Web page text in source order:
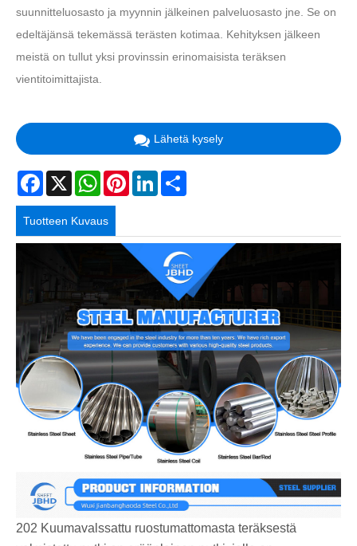
suunnitteluosasto ja myynnin jälkeinen palveluosasto jne. Se on
edeltäjänsä tekemässä terästen kotimaa. Kehityksen jälkeen
meistä on tullut yksi provinssin erinomaisista teräksen
vientitoimittajista.
Lähetä kysely
Facebook
X WhatsAppPinterestLinkedIn
Tuotteen Kuvaus
202 Kuumavalssattu ruostumattomasta teräksestä